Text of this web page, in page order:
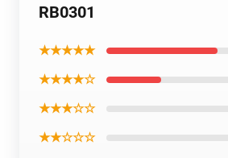
RB0301
★★★★★
★★★★☆
★★★☆☆
★★☆☆☆